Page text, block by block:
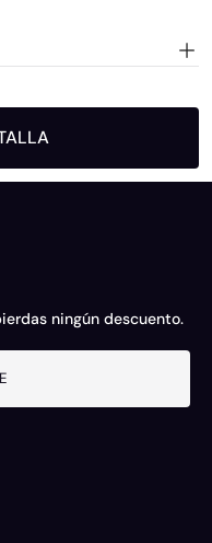
ningún descuento.